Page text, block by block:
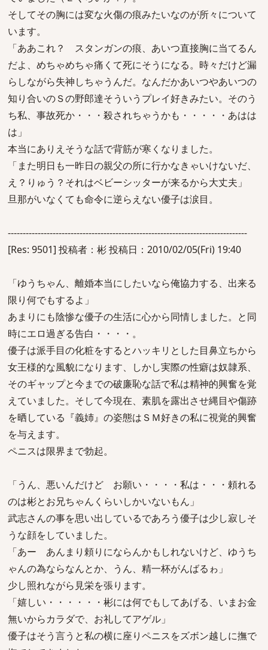
そしてその胸には変な火傷の痕みたいなのが所々について
います。
「ああこれ？ スタンガンの痕、あいつ直接胸に当てるん
だよ、めちゃめちゃ痛くて死にそうになる。時々だけど漏
らしながら失神しちゃうんだ。なんだかあいつやあいつの
知り合いのＳの野郎達そういうプレイ好きみたい。そのう
ち私、事故死か・・・殺されちゃうかも・・・・・あはは
は」
本当にありえそうな話で背筋が寒くなりました。
「また明日も一昨日の親父の所に行かなきゃいけないだ、
え？りゅう？それはベビーシッターが来るから大丈夫」
旦那がいなくても命令に逆らえない優子は涙目。
--------------------------------------------------------------------------------
[Res: 9501] 投稿者：彬 投稿日：2010/02/05(Fri) 19:40
「ゆうちゃん、離婚本当にしたいなら俺協力する、出来る
限り何でもするよ」
あまりにも陰惨な優子の生活に心から同情しました。と同
時にエロ過ぎる告白・・・・。
優子は派手目の化粧をするとハッキリとした目鼻立ちから
女王様的な風貌になります、しかし実際の性癖は奴隷系、
そのギャップと今までの破廉恥な話で私は精神的興奮を覚
えていました。そして今現在、素肌を露出させ縄目や傷跡
を晒している『義姉』の姿態はＳＭ好きの私に視覚的興奮
を与えます。
ペニスは限界まで勃起。
「うん、悪いんだけど お願い・・・・私は・・・頼れる
のは彬とお兄ちゃんくらいしかいないもん」
武志さんの事を思い出しているであろう優子は少し寂しそ
うな顔をしていました。
「あー あんまり頼りにならんかもしれないけど、ゆうち
ゃんの為ならなんとか、うん、精一杯がんばるゎ」
少し照れながら見栄を張ります。
「嬉しい・・・・・・彬には何でもしてあげる、いまお金
無いからカラダで、お礼してアゲル」
優子はそう言うと私の横に座りペニスをズボン越しに撫で